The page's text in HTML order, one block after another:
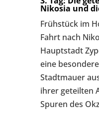
Nikosia und
Frühstück im
Fahrt nach
Hauptstadt
eine
Stadtmauer
ihrer geteilten
Spuren des